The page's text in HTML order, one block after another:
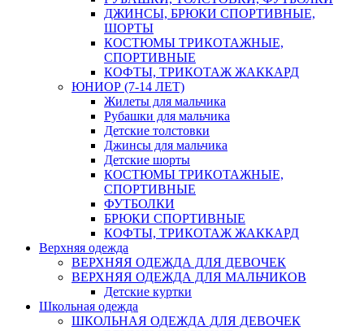
ДЖИНСЫ, БРЮКИ СПОРТИВНЫЕ,
ШОРТЫ
КОСТЮМЫ ТРИКОТАЖНЫЕ,
СПОРТИВНЫЕ
КОФТЫ, ТРИКОТАЖ ЖАККАРД
ЮНИОР (7-14 ЛЕТ)
Жилеты для мальчика
Рубашки для мальчика
Детские толстовки
Джинсы для мальчика
Детские шорты
КОСТЮМЫ ТРИКОТАЖНЫЕ,
СПОРТИВНЫЕ
ФУТБОЛКИ
БРЮКИ СПОРТИВНЫЕ
КОФТЫ, ТРИКОТАЖ ЖАККАРД
Верхняя одежда
ВЕРХНЯЯ ОДЕЖДА ДЛЯ ДЕВОЧЕК
ВЕРХНЯЯ ОДЕЖДА ДЛЯ МАЛЬЧИКОВ
Детские куртки
Школьная одежда
ШКОЛЬНАЯ ОДЕЖДА ДЛЯ ДЕВОЧЕК